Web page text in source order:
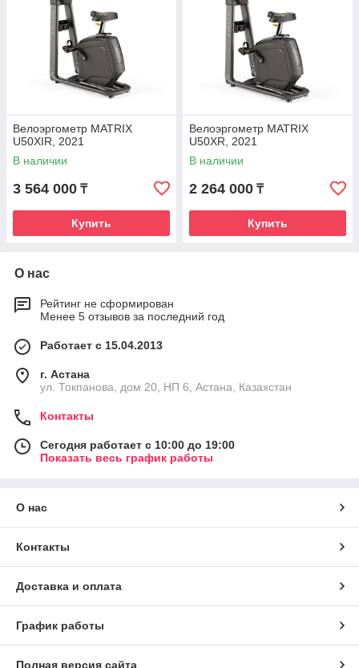
Велоэргометр MATRIX
U50XIR, 2021
В наличии
3 564 000 ₸
Купить
Велоэргометр MATRIX
U50XR, 2021
В наличии
2 264 000 ₸
Купить
О нас
Рейтинг не сформирован
Менее 5 отзывов за последний год
Работает с 15.04.2013
г. Астана
ул. Токпанова, дом 20, НП 6, Астана, Казахстан
Контакты
Сегодня работает с 10:00 до 19:00
Показать весь график работы
О нас
Контакты
Доставка и оплата
График работы
Полная версия сайта